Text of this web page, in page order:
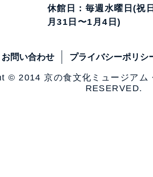
休館日：毎週水曜日(祝
月31日〜1月4日)
お問い合わせ プライバシーポリシ
© 2014 京の食文化ミュージア
RESERVED.